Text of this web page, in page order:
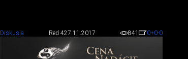
Diskusia Red 427.11.2017 841 0+0-0